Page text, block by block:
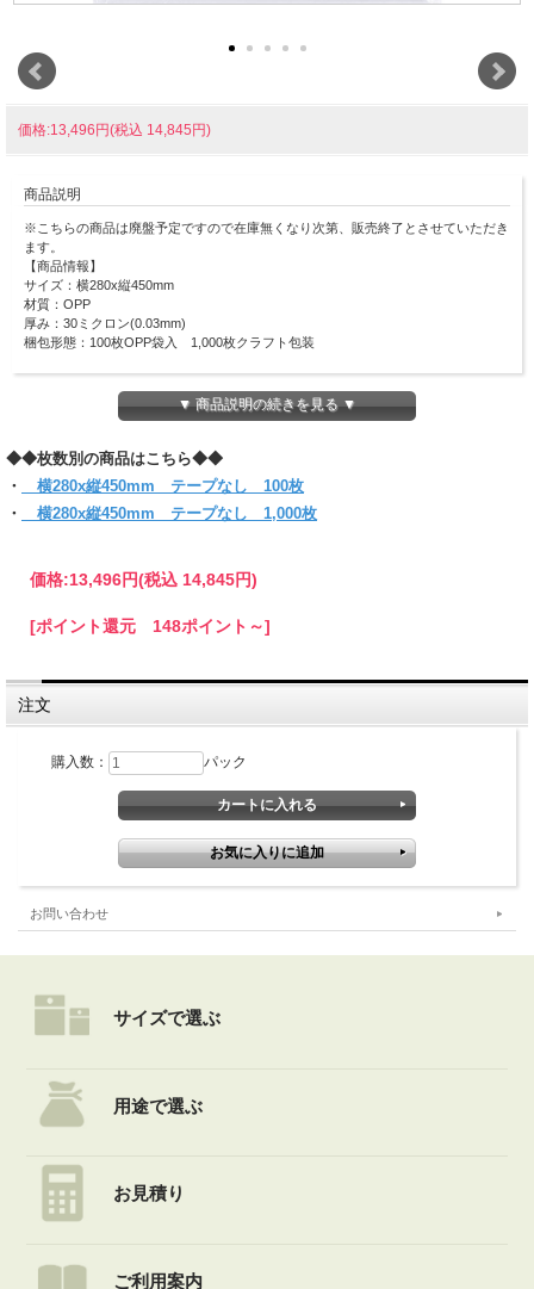
価格:13,496円(税込 14,845円)
商品説明
※こちらの商品は廃盤予定ですので在庫無くなり次第、販売終了とさせていただき
ます。
【商品情報】
サイズ：横280x縦450mm
材質：OPP
厚み：30ミクロン(0.03mm)
梱包形態：100枚OPP袋入 1,000枚クラフト包装
(お入れになりたい商品によっては入らない場合もございますので、サイズをお確
▼ 商品説明の続きを見る ▼
◆◆枚数別の商品はこちら◆◆
・
横280x縦450mm テープなし 100枚
・
横280x縦450mm テープなし 1,000枚
価格:13,496円(税込 14,845円)
[ポイント還元 148ポイント～]
注文
購入数： パック
お問い合わせ
サイズで選ぶ
用途で選ぶ
お見積り
ご利用案内